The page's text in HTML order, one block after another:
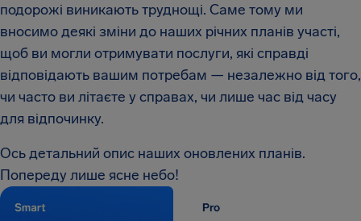
подорожі виникають труднощі. Саме тому ми
вносимо деякі зміни до наших річних планів участі,
щоб ви могли отримувати послуги, які справді
відповідають вашим потребам — незалежно від того,
чи часто ви літаєте у справах, чи лише час від часу
для відпочинку.
Ось детальний опис наших оновлених планів.
Попереду лише ясне небо!